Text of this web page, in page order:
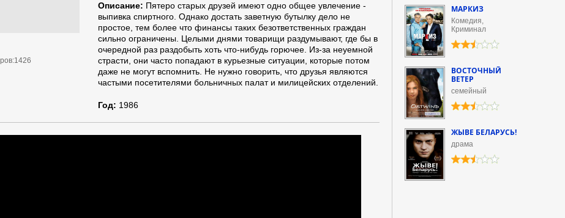
Описание: Пятеро старых друзей имеют одно общее увлечение -
выпивка спиртного. Однако достать заветную бутылку дело не
простое, тем более что финансы таких безответственных граждан
сильно ограничены. Целыми днями товарищи раздумывают, где бы в
очередной раз раздобыть хоть что-нибудь горючее. Из-за неуемной
страсти, они часто попадают в курьезные ситуации, которые потом
даже не могут вспомнить. Не нужно говорить, что друзья являются
частыми посетителями больничных палат и милицейских отделений.
Год: 1986
МАРКИЗ
Комедия,
Криминал
ВОСТОЧНЫЙ
ВЕТЕР
семейный
ЖЫВЕ БЕЛАРУСЬ!
драма